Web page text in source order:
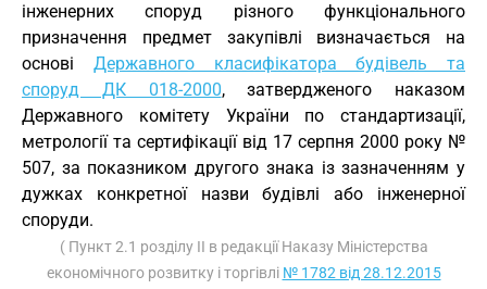
інженерних споруд різного функціонального
призначення предмет закупівлі визначається на
основі Державного класифікатора будівель та
споруд ДК 018-2000, затвердженого наказом
Державного комітету України по стандартизації,
метрології та сертифікації від 17 серпня 2000 року №
507, за показником другого знака із зазначенням у
дужках конкретної назви будівлі або інженерної
споруди.
( Пункт 2.1 розділу II в редакції Наказу Міністерства
економічного розвитку і торгівлі № 1782 від 28.12.2015